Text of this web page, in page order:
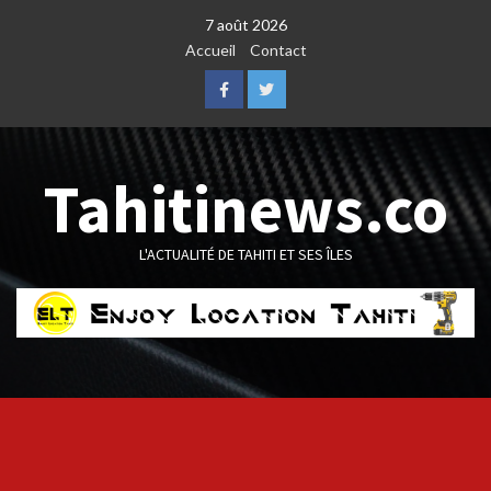
7 août 2026
Accueil
Contact
FacebookTwitter
Tahitinews.co
L'ACTUALITÉ DE TAHITI ET SES ÎLES